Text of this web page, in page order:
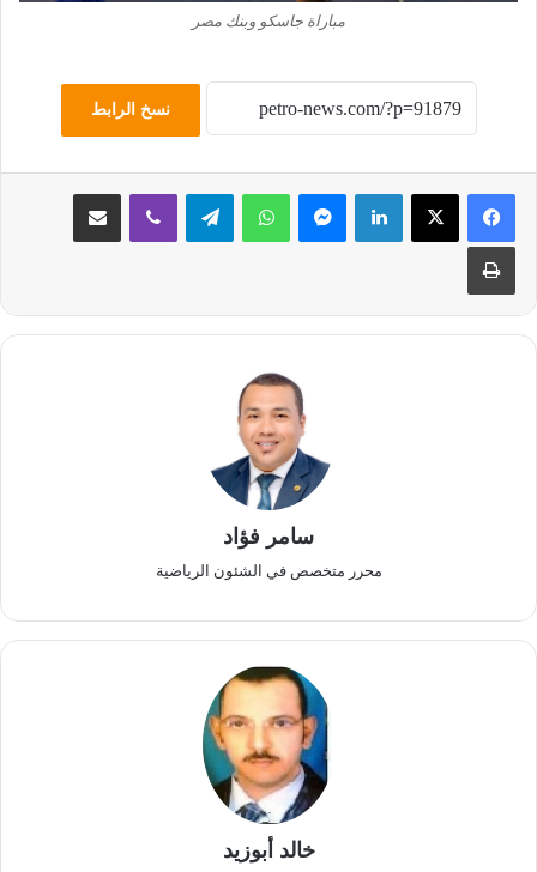
مباراة جاسكو وبنك مصر
نسخ الرابط
لينكدإن ماسنجر واتساب تيلقرام ڤايبر مشاركة عبر البريد
طباعة
سامر فؤاد
محرر متخصص في الشئون الرياضية
خالد أبوزيد